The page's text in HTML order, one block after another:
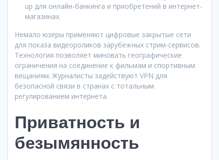
up для онлайн-банкинга и приобретений в интернет-
магазинах.
Немало юзеры применяют цифровые закрытые сети
для показа видеороликов зарубежных стрим-сервисов.
Технология позволяет миновать географические
ограничения на соединение к фильмам и спортивным
вещаниям. Журналисты задействуют VPN для
безопасной связи в странах с тотальным
регулированием интернета.
Приватность и
безымянность